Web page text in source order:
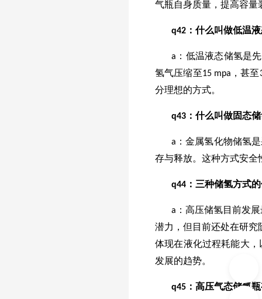
气瓶自身质量，提高容量
q42 ：什么叫做低温
a：低温液态储氢是
氢气压缩至15 mpa，甚
分理想的方式。
q43 ：什么叫做固态
a：金属氢化物储氢
存与释放。这种方式安全
q44 ：三种储氢方式
a：高压储氢目前发
潜力，但目前还处在研究
体现在液化过程耗能大
发展的趋势。
q45 ：高压气态储氢